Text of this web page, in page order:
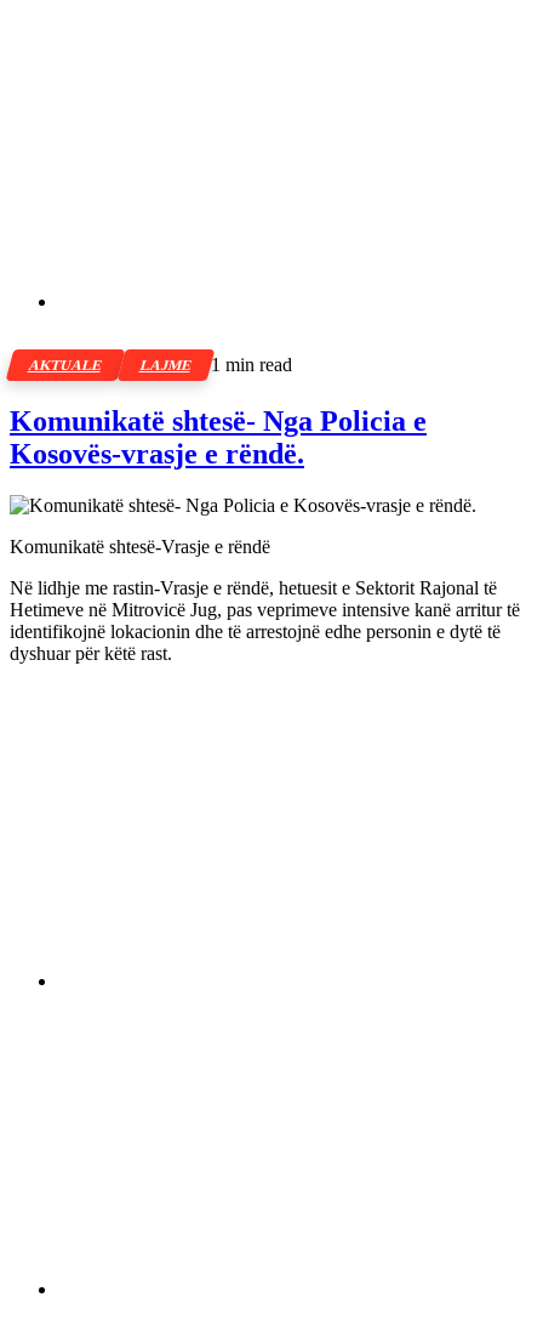
AKTUALE LAJME 1 min read
Komunikatë shtesë- Nga Policia e
Kosovës-vrasje e rëndë.
Komunikatë shtesë-Vrasje e rëndë
Në lidhje me rastin-Vrasje e rëndë, hetuesit e Sektorit Rajonal të
Hetimeve në Mitrovicë Jug, pas veprimeve intensive kanë arritur të
identifikojnë lokacionin dhe të arrestojnë edhe personin e dytë të
dyshuar për këtë rast.